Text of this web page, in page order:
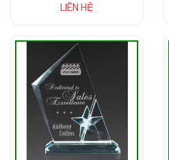
LIÊN HỆ